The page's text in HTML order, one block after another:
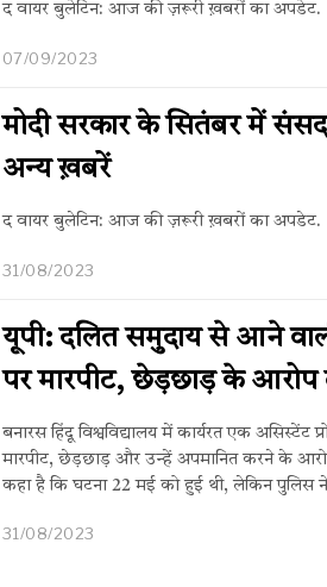
द वायर बुलेटिन: आज की ज़रूरी ख़बरों का अपडेट.
07/09/2023
मोदी सरकार के सितंबर में
अन्य ख़बरें
द वायर बुलेटिन: आज की ज़रूरी ख़बरों का अपडेट.
31/08/2023
यूपी: दलित समुदाय से आने
पर मारपीट, छेड़छाड़ के आरोप
बनारस हिंदू विश्वविद्यालय में कार्यरत एक असिस्टेंट
मारपीट, छेड़छाड़ और उन्हें अपमानित करने के
कहा है कि घटना 22 मई को हुई थी, लेकिन पुलिस
31/08/2023